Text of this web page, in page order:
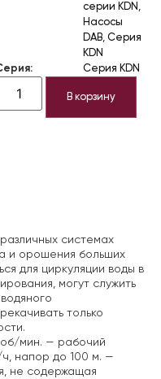
серии KDN ,
Насосы
DAB, Серия
KDN
Серия KDN
В корзину
системах
и орошения больших
для циркуляции воды в
могут служить
только
мин. — рабочий
напор до 100 м. —
не содержащая